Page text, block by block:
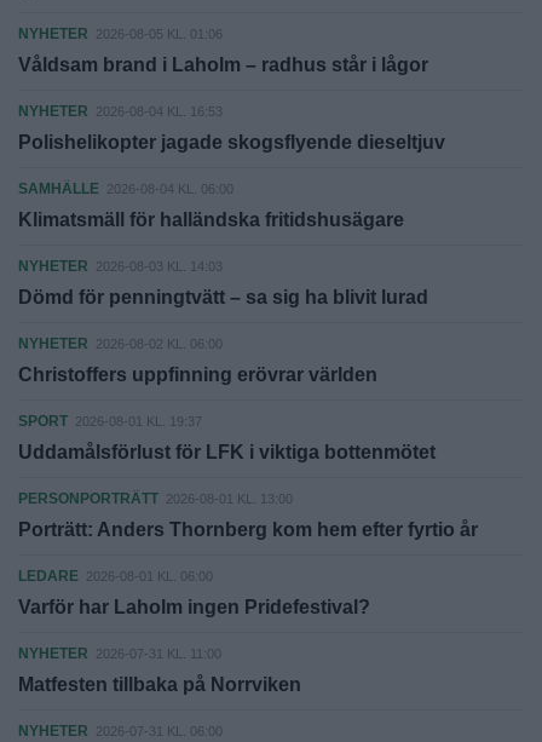
NYHETER 2026-08-05 KL. 01:06
Våldsam brand i Laholm – radhus står i lågor
NYHETER 2026-08-04 KL. 16:53
Polishelikopter jagade skogsflyende dieseltjuv
SAMHÄLLE 2026-08-04 KL. 06:00
Klimatsmäll för halländska fritidshusägare
NYHETER 2026-08-03 KL. 14:03
Dömd för penningtvätt – sa sig ha blivit lurad
NYHETER 2026-08-02 KL. 06:00
Christoffers uppfinning erövrar världen
SPORT 2026-08-01 KL. 19:37
Uddamålsförlust för LFK i viktiga bottenmötet
PERSONPORTRÄTT 2026-08-01 KL. 13:00
Porträtt: Anders Thornberg kom hem efter fyrtio år
LEDARE 2026-08-01 KL. 06:00
Varför har Laholm ingen Pridefestival?
NYHETER 2026-07-31 KL. 11:00
Matfesten tillbaka på Norrviken
NYHETER 2026-07-31 KL. 06:00